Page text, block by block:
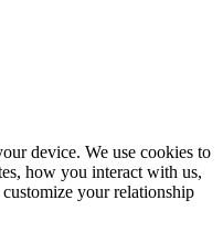
device. We use cookies to
how you interact with us,
your relationship